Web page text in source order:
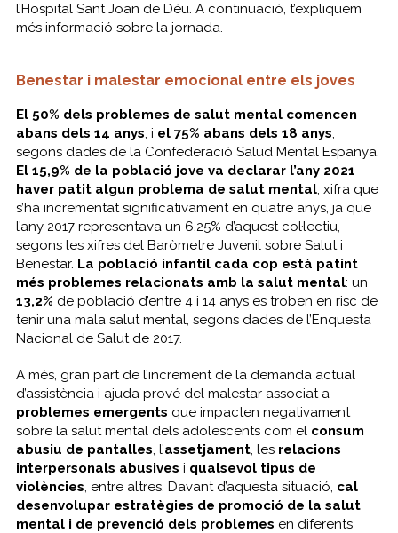
l’Hospital Sant Joan de Déu. A continuació, t’expliquem
més informació sobre la jornada.
Benestar i malestar emocional entre els joves
El 50% dels problemes de salut mental comencen
abans dels 14 anys, i el 75% abans dels 18 anys,
segons dades de la Confederació Salud Mental Espanya.
El 15,9% de la població jove va declarar l’any 2021
haver patit algun problema de salut mental, xifra que
s’ha incrementat significativament en quatre anys, ja que
l’any 2017 representava un 6,25% d’aquest col·lectiu,
segons les xifres del Baròmetre Juvenil sobre Salut i
Benestar. La població infantil cada cop està patint
més problemes relacionats amb la salut mental: un
13,2% de població d’entre 4 i 14 anys es troben en risc de
tenir una mala salut mental, segons dades de l’Enquesta
Nacional de Salut de 2017.
A més, gran part de l’increment de la demanda actual
d’assistència i ajuda prové del malestar associat a
problemes emergents que impacten negativament
sobre la salut mental dels adolescents com el consum
abusiu de pantalles, l’assetjament, les relacions
interpersonals abusives i qualsevol tipus de
violències, entre altres. Davant d’aquesta situació, cal
desenvolupar estratègies de promoció de la salut
mental i de prevenció dels problemes en diferents